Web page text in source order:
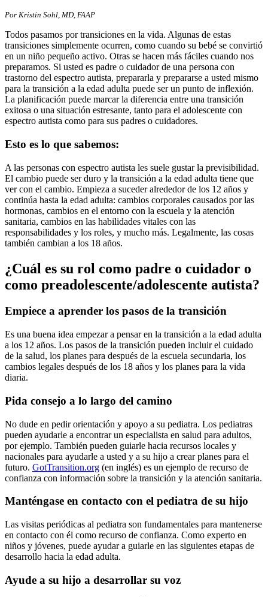
Por Kristin Sohl, MD, FAAP
Todos pasamos por transiciones en la vida. Algunas de estas
transiciones simplemente ocurren, como cuando su bebé se convirtió
en un niño pequeño activo. Otras se hacen más fáciles cuando nos
preparamos. Si usted es padre o cuidador de una persona con
trastorno del espectro autista, prepararla y prepararse a usted mismo
para la transición a la edad adulta puede ser un punto de inflexión.
La planificación puede marcar la diferencia entre una transición
exitosa o una situación estresante, tanto para el adolescente con
espectro autista como para sus padres o cuidadores.
Esto es lo que sabemos:
A las personas con espectro autista les suele gustar la previsibilidad.
El cambio puede ser duro y la transición a la edad adulta tiene que
ver con el cambio. Empieza a suceder alrededor de los 12 años y
continúa hasta la edad adulta: cambios corporales causados por las
hormonas, cambios en el entorno con la escuela y la atención
sanitaria, cambios en las habilidades vitales con las
responsabilidades y los roles, y mucho más. Legalmente, las cosas
también cambian a los 18 años.
¿Cuál es su rol como padre o cuidador o
como preadolescente/adolescente autista?
Empiece a aprender los pasos de la transición
Es una buena idea empezar a pensar en la transición a la edad adulta
a los 12 años. Los pasos de la transición pueden incluir el cuidado
de la salud, los planes para después de la escuela secundaria, los
cambios legales después de los 18 años y los planes para la vida
diaria.
Pida consejo a lo largo del camino
No dude en pedir orientación y apoyo a su pediatra. Los pediatras
pueden ayudarle a encontrar un especialista en salud para adultos,
por ejemplo. También pueden guiarle hacia recursos locales y
nacionales para ayudarle a usted y a su hijo a crear planes para el
futuro. GotTransition.org (en inglés) es un ejemplo de recurso de
confianza con información sobre la transición y la atención sanitaria.
Manténgase en contacto con el pediatra de su hijo
Las visitas periódicas al pediatra son fundamentales para mantenerse
en contacto con él como recurso de confianza. Como experto en
niños y jóvenes, puede ayudar a guiarle en las siguientes etapas de
desarrollo hacia la edad adulta.
Ayude a su hijo a desarrollar su voz